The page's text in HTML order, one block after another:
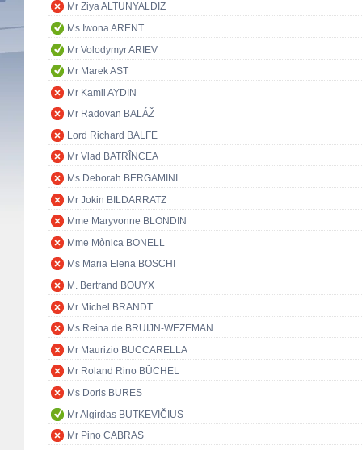
Mr Ziya ALTUNYALDIZ
Ms Iwona ARENT
Mr Volodymyr ARIEV
Mr Marek AST
Mr Kamil AYDIN
Mr Radovan BALÁŽ
Lord Richard BALFE
Mr Vlad BATRÎNCEA
Ms Deborah BERGAMINI
Mr Jokin BILDARRATZ
Mme Maryvonne BLONDIN
Mme Mònica BONELL
Ms Maria Elena BOSCHI
M. Bertrand BOUYX
Mr Michel BRANDT
Ms Reina de BRUIJN-WEZEMAN
Mr Maurizio BUCCARELLA
Mr Roland Rino BÜCHEL
Ms Doris BURES
Mr Algirdas BUTKEVIČIUS
Mr Pino CABRAS